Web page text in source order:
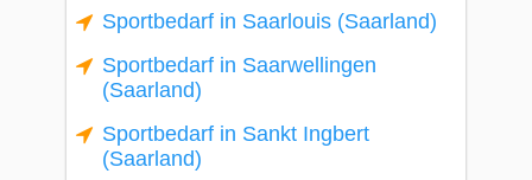
Sportbedarf in Saarlouis (Saarland)
Sportbedarf in Saarwellingen
(Saarland)
Sportbedarf in Sankt Ingbert
(Saarland)